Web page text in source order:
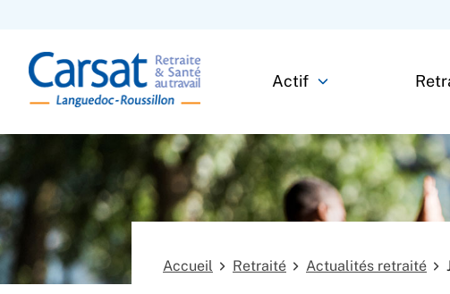
Actif
Accueil Retraité Actualités retraité